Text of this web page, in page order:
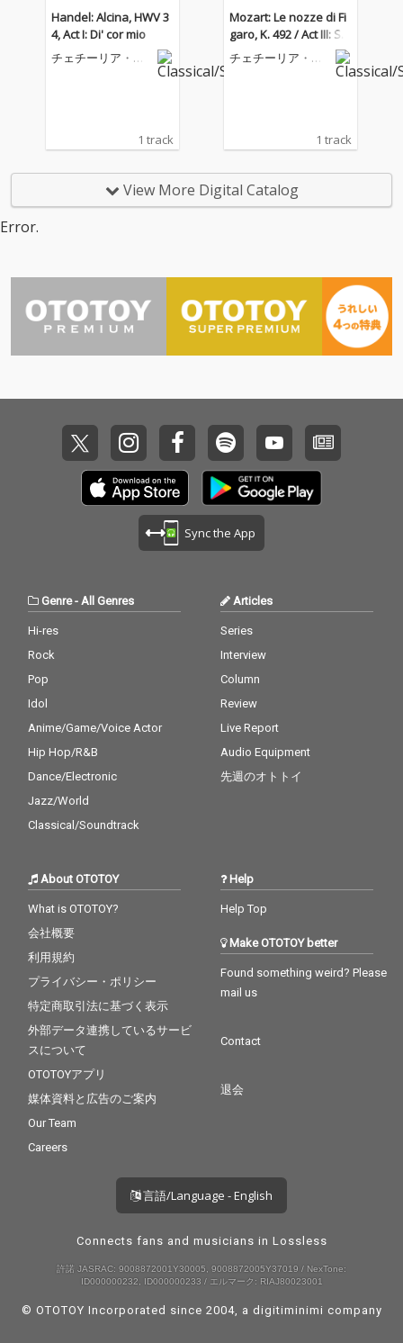
Handel: Alcina, HWV 3
4, Act I: Di' cor mio
チェチーリア・バ
1 track
Mozart: Le nozze di Fi
garo, K. 492 / Act III: Sul
l'aria (Live)
チェチーリア・バ
1 track
View More Digital Catalog
Error.
Sync the App
Genre- All Genres
Hi-res
Rock
Pop
Idol
Anime/Game/Voice Actor
Hip Hop/R&B
Dance/Electronic
Jazz/World
Classical/Soundtrack
Articles
Series
Interview
Column
Review
Live Report
Audio Equipment
先週のオトトイ
About OTOTOY
What is OTOTOY?
会社概要
利用規約
プライバシー・ポリシー
特定商取引法に基づく表示
外部データ連携しているサービ
スについて
OTOTOYアプリ
媒体資料と広告のご案内
Our Team
Careers
Help
Help Top
Make OTOTOY better
Found something weird? Please
mail us
Contact
退会
言語/Language - English
Connects fans and musicians in Lossless
許諾 JASRAC: 9008872001Y30005, 9008872005Y37019 / NexTone:
ID000000232, ID000000233 / エルマーク: RIAJ80023001
© OTOTOY Incorporated since 2004, a digitiminimi company